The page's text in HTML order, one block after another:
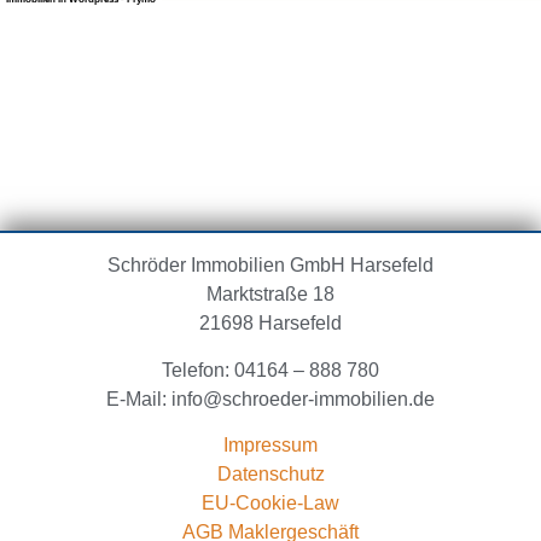
Schröder Immobilien GmbH Harsefeld
Marktstraße 18
21698 Harsefeld
Telefon: 04164 – 888 780
E-Mail: info@schroeder-immobilien.de
Impressum
Datenschutz
EU-Cookie-Law
AGB Maklergeschäft